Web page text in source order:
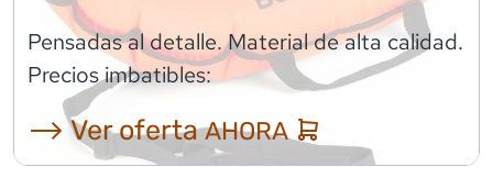
Pensadas al detalle. Material de alta calidad.
Precios imbatibles:
⟶ Ver ofertaAHORA